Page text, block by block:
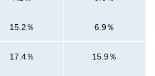
15.2％ 6.9％
17.4％ 15.9％